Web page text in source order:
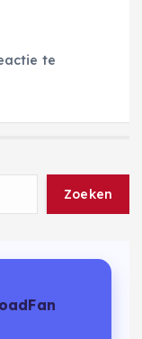
te
Zoeken